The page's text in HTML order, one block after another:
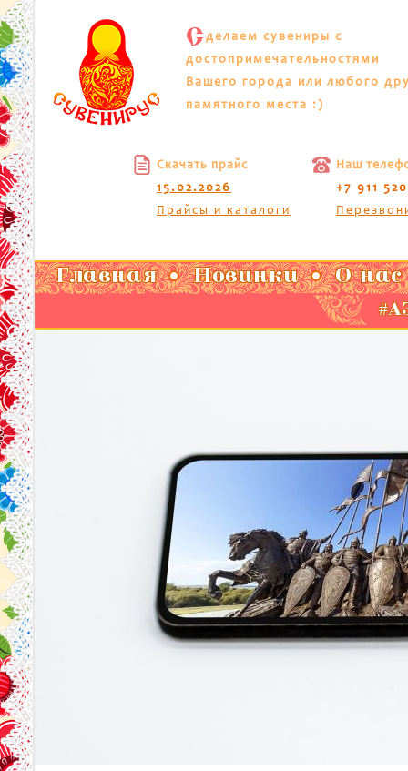
С делаем сувениры с
достопримечательностями
Вашего города или любого
памятного места :)
Скачать прайс
15.02.2026
Прайсы и каталоги
Наш
+7 911
Главная Новинки О нас